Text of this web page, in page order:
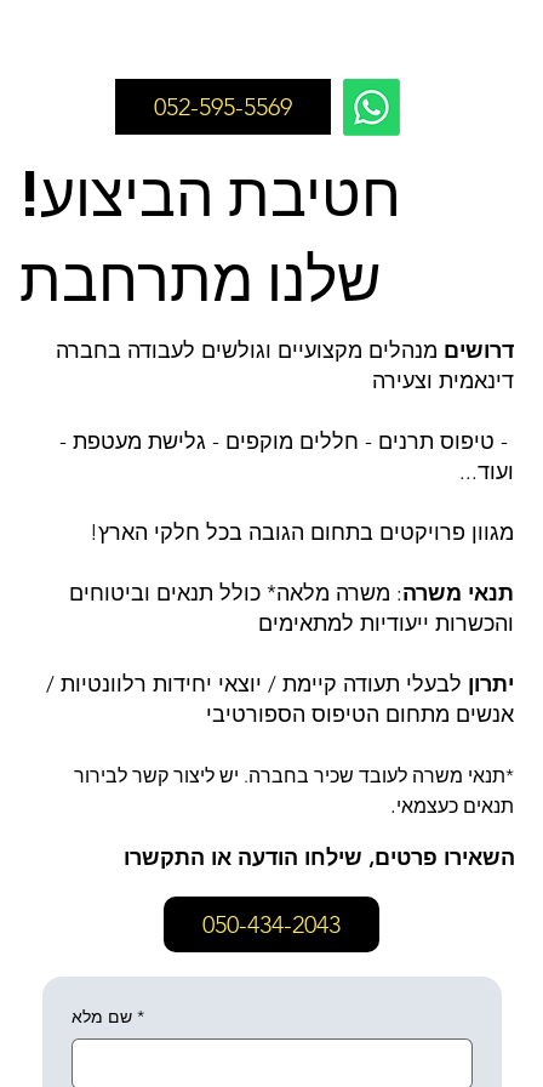
052-595-5569
!חטיבת הביצוע
שלנו מתרחבת
דרושים מנהלים מקצועיים וגולשים לעבודה בחברה
דינאמית וצעירה
- טיפוס תרנים - חללים מוקפים - גלישת מעטפת -
ועוד...
מגוון פרויקטים בתחום הגובה בכל חלקי הארץ!
תנאי משרה: משרה מלאה* כולל תנאים וביטוחים
והכשרות ייעודיות למתאימים
יתרון לבעלי תעודה קיימת / יוצאי יחידות רלוונטיות /
אנשים מתחום הטיפוס הספורטיבי
*תנאי משרה לעובד שכיר בחברה. יש ליצור קשר לבירור
תנאים כעצמאי.
השאירו פרטים, שילחו הודעה או התקשרו
050-434-2043
שם מלא *